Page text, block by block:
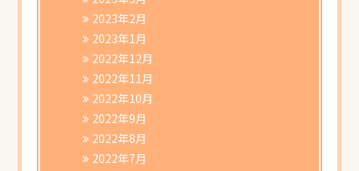
2023年2月
2023年1月
2022年12月
2022年11月
2022年10月
2022年9月
2022年8月
2022年7月